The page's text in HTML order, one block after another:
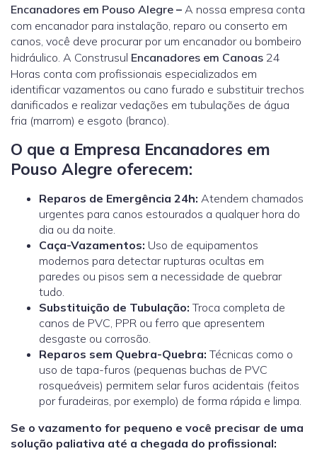
Encanadores em Pouso Alegre – A nossa empresa conta
com encanador para instalação, reparo ou conserto em
canos, você deve procurar por um encanador ou bombeiro
hidráulico. A Construsul Encanadores em Canoas 24
Horas conta com profissionais especializados em
identificar vazamentos ou cano furado e substituir trechos
danificados e realizar vedações em tubulações de água
fria (marrom) e esgoto (branco).
O que a Empresa Encanadores em
Pouso Alegre oferecem:
Reparos de Emergência 24h: Atendem chamados
urgentes para canos estourados a qualquer hora do
dia ou da noite.
Caça-Vazamentos: Uso de equipamentos
modernos para detectar rupturas ocultas em
paredes ou pisos sem a necessidade de quebrar
tudo.
Substituição de Tubulação: Troca completa de
canos de PVC, PPR ou ferro que apresentem
desgaste ou corrosão.
Reparos sem Quebra-Quebra: Técnicas como o
uso de tapa-furos (pequenas buchas de PVC
rosqueáveis) permitem selar furos acidentais (feitos
por furadeiras, por exemplo) de forma rápida e limpa.
Se o vazamento for pequeno e você precisar de uma
solução paliativa até a chegada do profissional: